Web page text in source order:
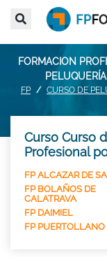
FORMACION
FP
CURSO DE
Curso Curso
Profesional
FP ALCAZAR DE
FP BOLAÑOS DE
CALATRAVA
FP DAIMIEL
FP PUERTOLLANO